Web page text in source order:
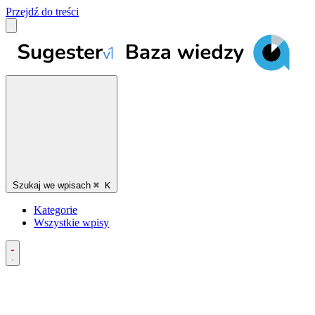
Przejdź do treści
Szukaj we wpisach ⌘ K
Kategorie
Wszystkie wpisy